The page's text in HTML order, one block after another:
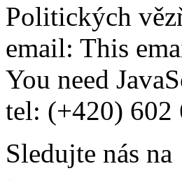
Politických
email: This
You need
tel: (+420) 602
Sledujte nás na